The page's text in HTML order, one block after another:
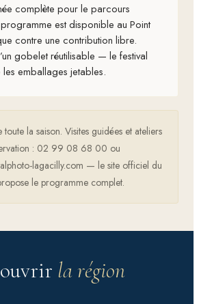
complète pour le parcours
est disponible au Point
contre une contribution libre.
gobelet réutilisable — le festival
les emballages jetables.
toute la saison. Visites guidées et ateliers
: 02 99 08 68 00 ou
lagacilly.com — le site officiel du
le programme complet.
la région